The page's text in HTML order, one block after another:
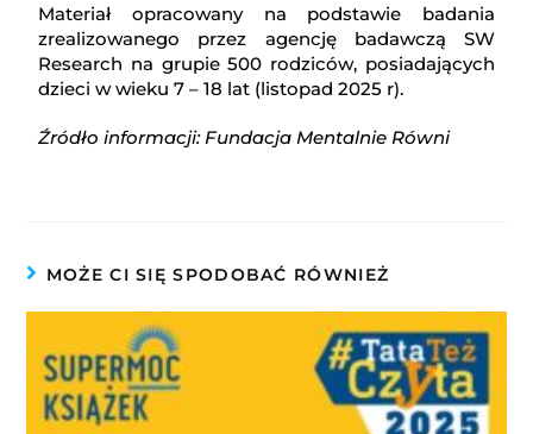
Materiał opracowany na podstawie badania
zrealizowanego przez agencję badawczą SW
Research na grupie 500 rodziców, posiadających
dzieci w wieku 7 – 18 lat (listopad 2025 r).
Źródło informacji: Fundacja Mentalnie Równi
MOŻE CI SIĘ SPODOBAĆ RÓWNIEŻ